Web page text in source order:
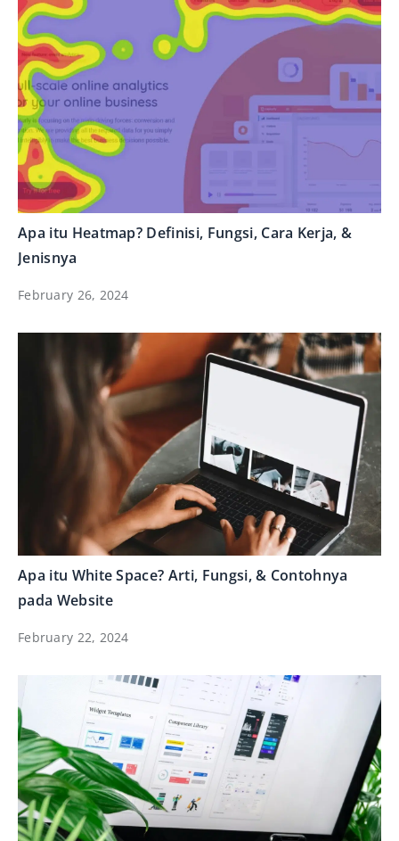
Apa itu Heatmap? Definisi, Fungsi, Cara Kerja, &
Jenisnya
February 26, 2024
Apa itu White Space? Arti, Fungsi, & Contohnya
pada Website
February 22, 2024